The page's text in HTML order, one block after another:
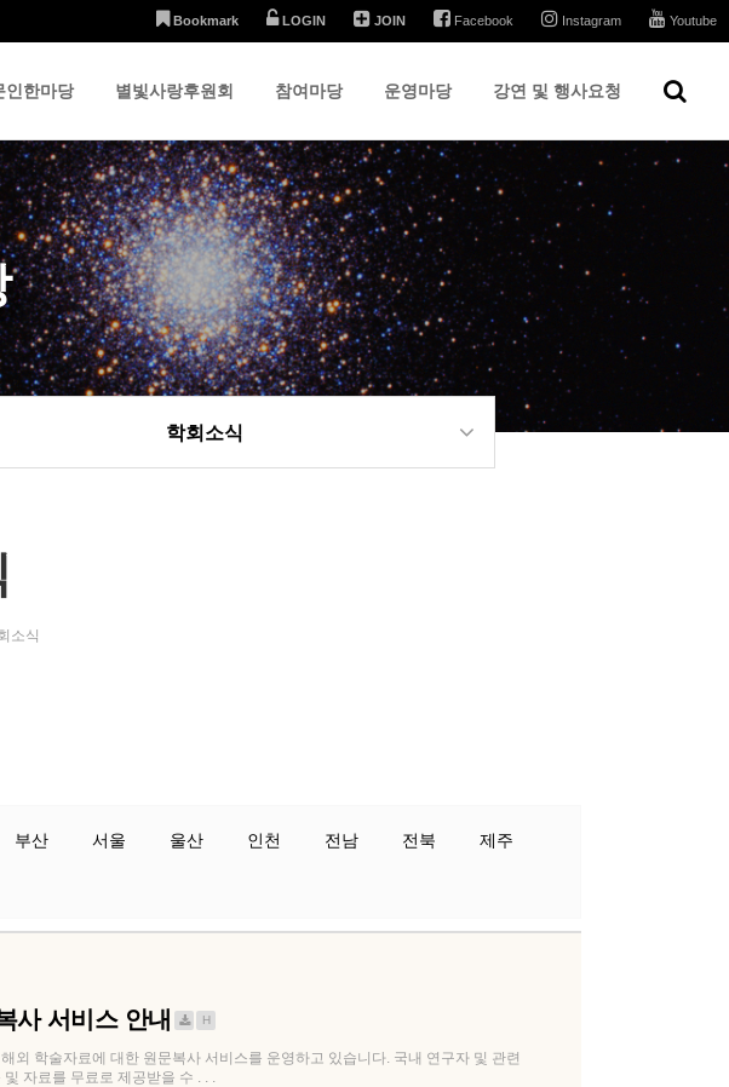
Bookmark LOGIN JOIN Facebook Instagram Youtube
인한마당 별빛사랑후원회 참여마당 운영마당 강연 및 행사요청
학회소식
소식
부산 서울 울산 인천 전남 전북 제주
사 서비스 안내 H
학술자료에 대한 원문복사 서비스를 운영하고 있습니다. 국내 연구자 및 관련
자료를 무료로 제공받을 수 . . .